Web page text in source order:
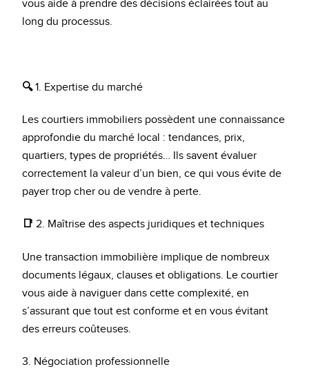
vous aide à prendre des décisions éclairées tout au
long du processus.
🔍1. Expertise du marché
Les courtiers immobiliers possèdent une connaissance
approfondie du marché local : tendances, prix,
quartiers, types de propriétés… Ils savent évaluer
correctement la valeur d’un bien, ce qui vous évite de
payer trop cher ou de vendre à perte.
📑 2. Maîtrise des aspects juridiques et techniques
Une transaction immobilière implique de nombreux
documents légaux, clauses et obligations. Le courtier
vous aide à naviguer dans cette complexité, en
s’assurant que tout est conforme et en vous évitant
des erreurs coûteuses.
3. Négociation professionnelle